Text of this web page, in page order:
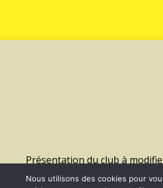
Présentation du club à
Nous utilisons des cookies pour